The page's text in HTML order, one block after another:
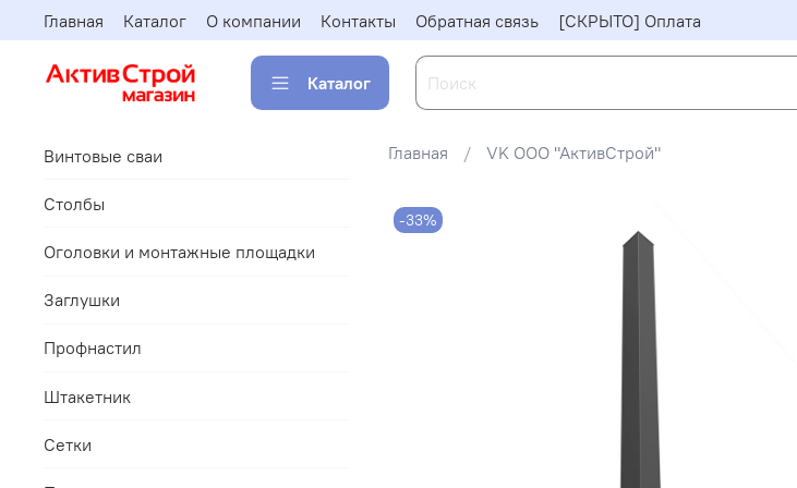
Главная Каталог О компании Контакты Обратная связь [СКРЫТО] Оплата
Каталог
Главная VK ООО "АктивСтрой"
-33%
Винтовые сваи
Столбы
Оголовки и монтажные площадки
Заглушки
Профнастил
Штакетник
Сетки